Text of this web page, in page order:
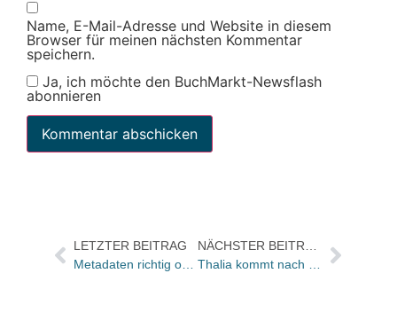
Name, E-Mail-Adresse und Website in diesem
Browser für meinen nächsten Kommentar
speichern.
Ja, ich möchte den BuchMarkt-Newsflash
abonnieren
LETZTER BEITRAG
Metadaten richtig organisieren